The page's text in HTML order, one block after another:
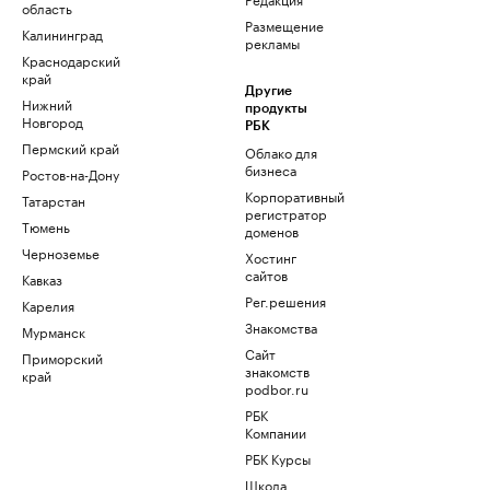
область
Калининград
Краснодарский
край
Нижний
Новгород
Пермский край
Ростов-на-Дону
Татарстан
Тюмень
Черноземье
Кавказ
Карелия
Мурманск
Приморский
край
Размещение
рекламы
Другие
продукты
РБК
Облако для
бизнеса
Корпоративный
регистратор
доменов
Хостинг
сайтов
Рег.решения
Знакомства
Сайт
знакомств
podbor.ru
РБК
Компании
РБК Курсы
Школа